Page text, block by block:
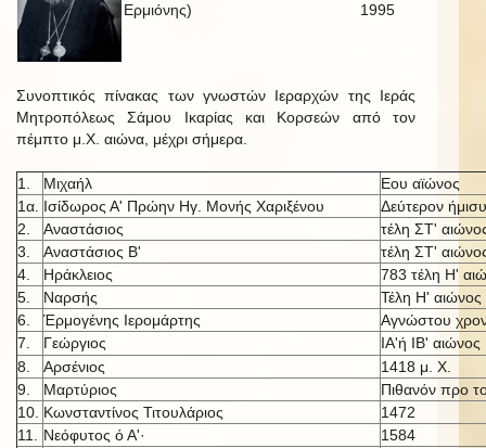
Ερμιόνης)
1995
Συνοπτικός πίνακας των γνωστών Ιεραρχών της Ιεράς
Μητροπόλεως Σάμου Ικαρίας και Κορσεών από τον
πέμπτο μ.Χ. αιώνα, μέχρι σήμερα.
1. Μιχαήλ
Εου αϊώνος
1α. Ισίδωρος Α' Πρώην Ηγ. Μονής Χαριξένου
Δεύτερον
2.
Αναστάσιος
τέλη ΣΤ'
3.
Αναστάσιος Β'
τέλη ΣΤ'
4.
Ηράκλειος
783 τέλη Η'
5.
Ναρσής
Τέλη Η' αιώνος
6.
Έρμογένης Ιερομάρτης
Αγνώστου
7.
Γεώργιος ΙΑ'ή IB' αιώνος
8.
Αρσένιος
1418 μ. X.
9.
Μαρτύριος
Πιθανόν προ
10. Κωνσταντίνος Τιτουλάριος
1472
11.
Νεόφυτος ό Α'·
1584